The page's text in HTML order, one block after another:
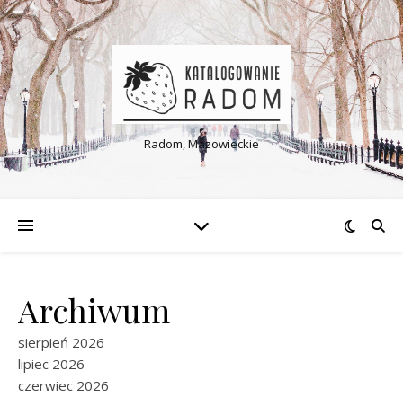
Radom, Mazowieckie
Archiwum
sierpień 2026
lipiec 2026
czerwiec 2026